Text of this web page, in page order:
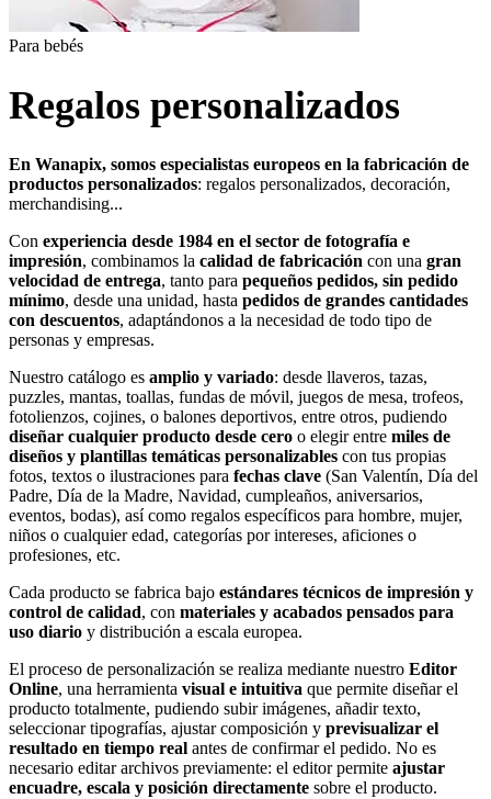
Para bebés
Regalos personalizados
En Wanapix, somos especialistas europeos en la fabricación de
productos personalizados: regalos personalizados, decoración,
merchandising...
Con experiencia desde 1984 en el sector de fotografía e
impresión, combinamos la calidad de fabricación con una gran
velocidad de entrega, tanto para pequeños pedidos, sin pedido
mínimo, desde una unidad, hasta pedidos de grandes cantidades
con descuentos, adaptándonos a la necesidad de todo tipo de
personas y empresas.
Nuestro catálogo es amplio y variado: desde llaveros, tazas,
puzzles, mantas, toallas, fundas de móvil, juegos de mesa, trofeos,
fotolienzos, cojines, o balones deportivos, entre otros, pudiendo
diseñar cualquier producto desde cero o elegir entre miles de
diseños y plantillas temáticas personalizables con tus propias
fotos, textos o ilustraciones para fechas clave (San Valentín, Día del
Padre, Día de la Madre, Navidad, cumpleaños, aniversarios,
eventos, bodas), así como regalos específicos para hombre, mujer,
niños o cualquier edad, categorías por intereses, aficiones o
profesiones, etc.
Cada producto se fabrica bajo estándares técnicos de impresión y
control de calidad, con materiales y acabados pensados para
uso diario y distribución a escala europea.
El proceso de personalización se realiza mediante nuestro Editor
Online, una herramienta visual e intuitiva que permite diseñar el
producto totalmente, pudiendo subir imágenes, añadir texto,
seleccionar tipografías, ajustar composición y previsualizar el
resultado en tiempo real antes de confirmar el pedido. No es
necesario editar archivos previamente: el editor permite ajustar
encuadre, escala y posición directamente sobre el producto.